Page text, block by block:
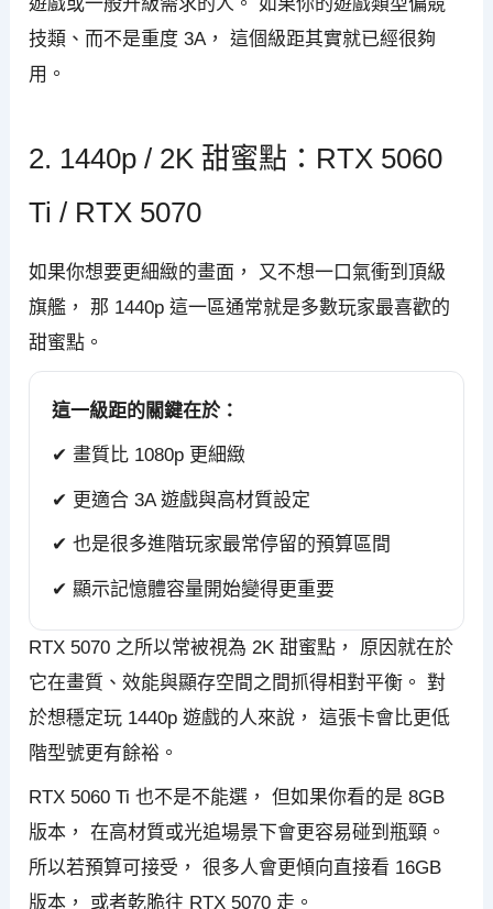
技類、而不是重度 3A， 這個級距其實就已經很夠
用。
2. 1440p / 2K 甜蜜點：RTX 5060
Ti / RTX 5070
如果你想要更細緻的畫面， 又不想一口氣衝到頂級
旗艦， 那 1440p 這一區通常就是多數玩家最喜歡的
甜蜜點。
這一級距的關鍵在於：
✔ 畫質比 1080p 更細緻
✔ 更適合 3A 遊戲與高材質設定
✔ 也是很多進階玩家最常停留的預算區間
✔ 顯示記憶體容量開始變得更重要
RTX 5070 之所以常被視為 2K 甜蜜點， 原因就在於
它在畫質、效能與顯存空間之間抓得相對平衡。 對
於想穩定玩 1440p 遊戲的人來說， 這張卡會比更低
階型號更有餘裕。
RTX 5060 Ti 也不是不能選， 但如果你看的是 8GB
版本， 在高材質或光追場景下會更容易碰到瓶頸。
所以若預算可接受， 很多人會更傾向直接看 16GB
版本， 或者乾脆往 RTX 5070 走。